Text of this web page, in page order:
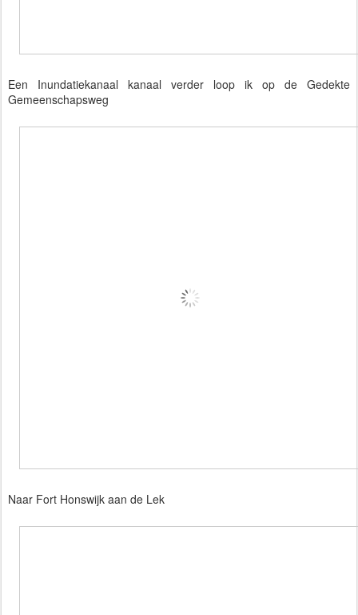
Een Inundatiekanaal kanaal verder loop ik op de Gedekte
Gemeenschapsweg
Naar Fort Honswijk aan de Lek